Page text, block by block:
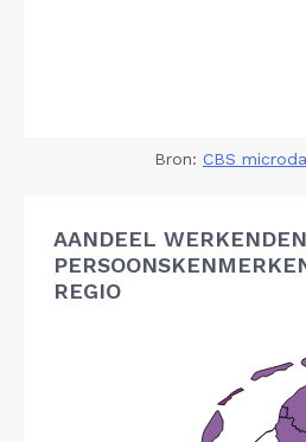
Bron: CBS
AANDEEL
REGIO